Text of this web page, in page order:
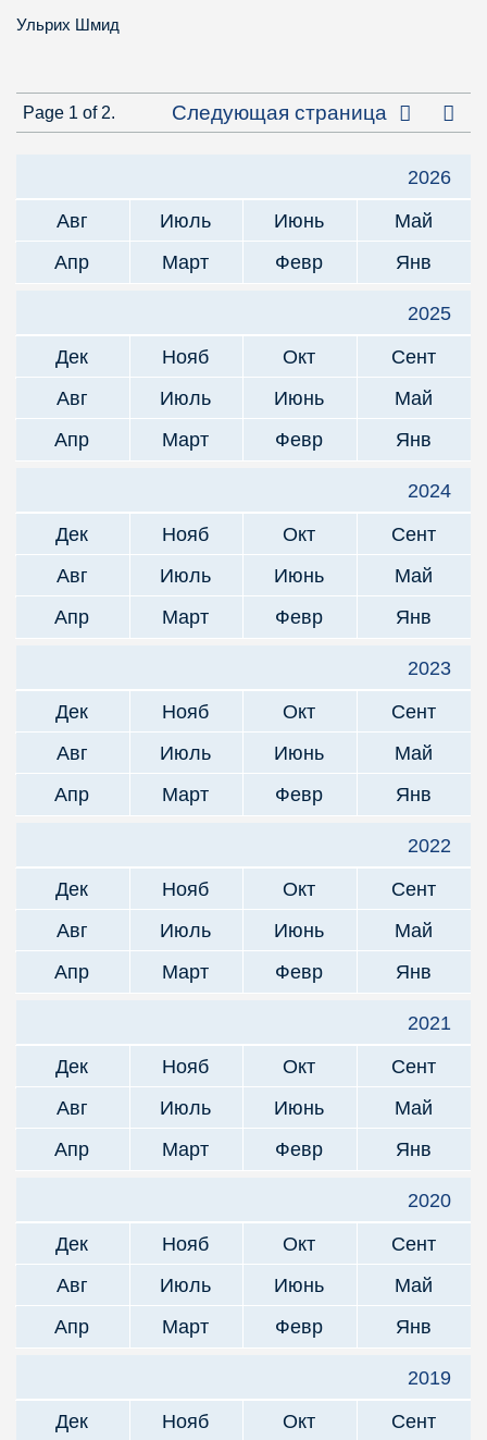
Ульрих Шмид
Page 1 of 2. Следующая страница
2026
Авг
Июль Июнь
Май
Апр
Март Февр Янв
2025
Дек
Нояб Окт
Сент
Авг
Июль Июнь
Май
Апр
Март Февр Янв
2024
Дек
Нояб Окт
Сент
Авг
Июль Июнь
Май
Апр
Март Февр Янв
2023
Дек
Нояб Окт
Сент
Авг
Июль Июнь
Май
Апр
Март Февр Янв
2022
Дек
Нояб Окт
Сент
Авг
Июль Июнь
Май
Апр
Март Февр Янв
2021
Дек
Нояб Окт
Сент
Авг
Июль Июнь
Май
Апр
Март Февр Янв
2020
Дек
Нояб Окт
Сент
Авг
Июль Июнь
Май
Апр
Март Февр Янв
2019
Дек
Нояб Окт
Сент